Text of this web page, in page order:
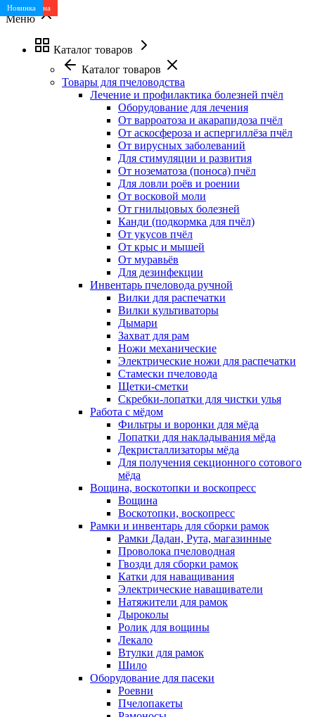
Меню
Каталог товаров
Каталог товаров
Товары для пчеловодства
Лечение и профилактика болезней пчёл
Оборудование для лечения
От варроатоза и акарапидоза пчёл
От аскосфероза и аспергиллёза пчёл
От вирусных заболеваний
Для стимуляции и развития
От нозематоза (поноса) пчёл
Для ловли роёв и роении
От восковой моли
От гнильцовых болезней
Канди (подкормка для пчёл)
От укусов пчёл
От крыс и мышей
От муравьёв
Для дезинфекции
Инвентарь пчеловода ручной
Вилки для распечатки
Вилки культиваторы
Дымари
Захват для рам
Ножи механические
Электрические ножи для распечатки
Стамески пчеловода
Щетки-сметки
Скребки-лопатки для чистки улья
Работа с мёдом
Фильтры и воронки для мёда
Лопатки для накладывания мёда
Декристаллизаторы мёда
Для получения секционного сотового
мёда
Вощина, воскотопки и воскопресс
Вощина
Воскотопки, воскопресс
Рамки и инвентарь для сборки рамок
Рамки Дадан, Рута, магазинные
Проволока пчеловодная
Гвозди для сборки рамок
Катки для наващивания
Электрические наващиватели
Натяжители для рамок
Дыроколы
Ролик для вощины
Лекало
Втулки для рамок
Шило
Оборудование для пасеки
Роевни
Пчелопакеты
Лучшая цена
Новинка